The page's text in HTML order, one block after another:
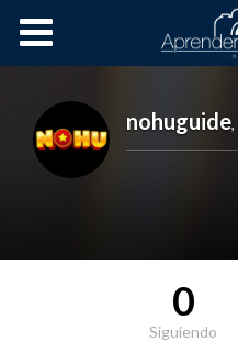
Cursos OnLine
nohuguide,
0
Siguiendo